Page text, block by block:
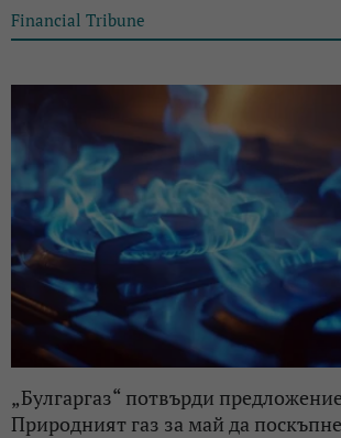
Financial Tribune
„Булгаргаз“ потвърди
Природният газ за май да